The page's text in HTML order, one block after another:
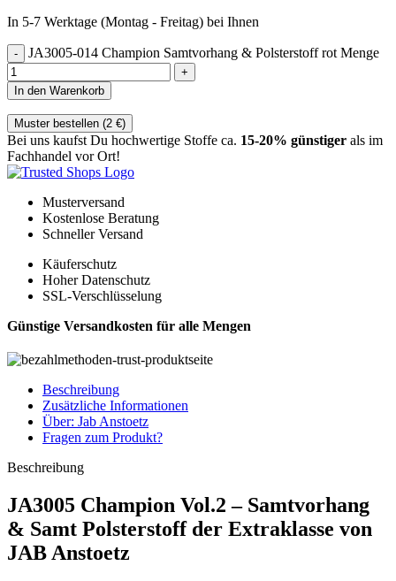
In 5-7 Werktage (Montag - Freitag) bei Ihnen
JA3005-014 Champion Samtvorhang & Polsterstoff rot Menge
In den Warenkorb
Muster bestellen (2 €)
Bei uns kaufst Du hochwertige Stoffe ca. 15-20% günstiger als im
Fachhandel vor Ort!
Musterversand
Kostenlose Beratung
Schneller Versand
Käuferschutz
Hoher Datenschutz
SSL-Verschlüsselung
Günstige Versandkosten für alle Mengen
Beschreibung
Zusätzliche Informationen
Über: Jab Anstoetz
Fragen zum Produkt?
Beschreibung
JA3005 Champion Vol.2 – Samtvorhang
& Samt Polsterstoff der Extraklasse von
JAB Anstoetz